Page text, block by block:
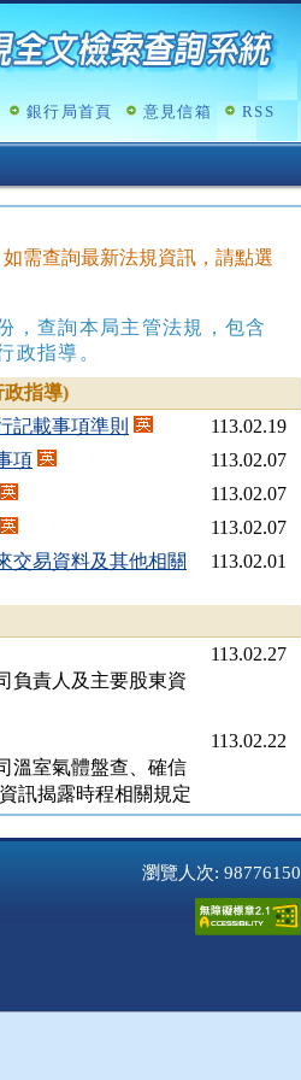
銀行局首頁 意見信箱 RSS
需查詢最新法規資訊，請點選
，查詢本局主管法規，包含
政指導。
政指導)
記載事項準則
113.02.19
項
113.02.07
113.02.07
113.02.07
交易資料及其他相關
113.02.01
負責人及主要股東資
113.02.27
溫室氣體盤查、確信
訊揭露時程相關規定
113.02.22
母國類似規定，於客
法 意旨，不應在我
瀏覽人次: 98776150